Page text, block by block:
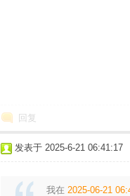
回复
发表于 2025-6-21 06:41:17
我在 2025-06-21